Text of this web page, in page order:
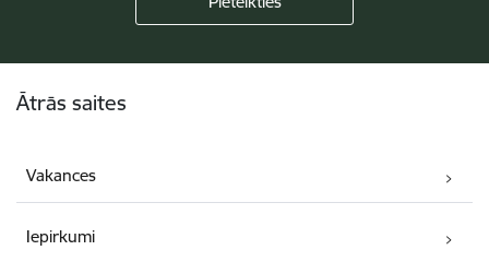
Ātrās saites
Vakances
Iepirkumi